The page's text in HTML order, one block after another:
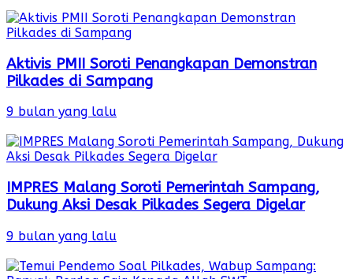
Aktivis PMII Soroti Penangkapan Demonstran
Pilkades di Sampang
9 bulan yang lalu
IMPRES Malang Soroti Pemerintah Sampang,
Dukung Aksi Desak Pilkades Segera Digelar
9 bulan yang lalu